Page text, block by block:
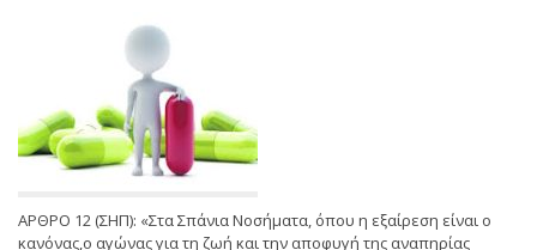
ΑΡΘΡΟ 12 (ΣΗΠ): «Στα Σπάνια Νοσήματα, όπου η εξαίρεση είναι ο
κανόνας,ο αγώνας για τη ζωή και την αποφυγή της αναπηρίας